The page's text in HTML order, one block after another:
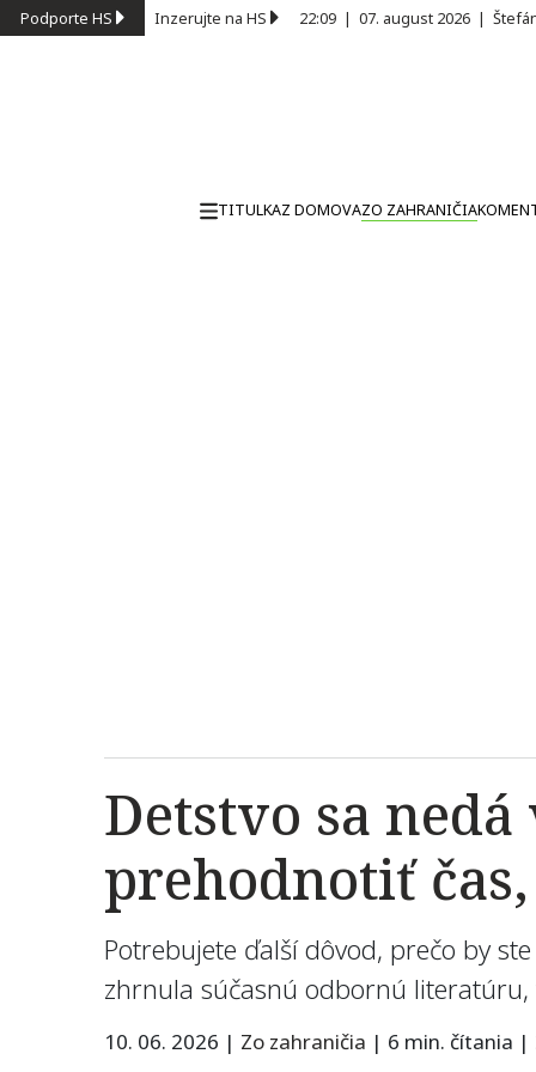
Podporte HS Inzerujte na HS 22:09 | 07. august 2026 |
TITULKAZ DOMOVAZO ZAHRANIČIA
Detstvo sa
prehodnotiť
Potrebujete ďalší dôvod, prečo by
zhrnula súčasnú odbornú
10. 06. 2026 | Zo zahraničia | 6 min. čítania |